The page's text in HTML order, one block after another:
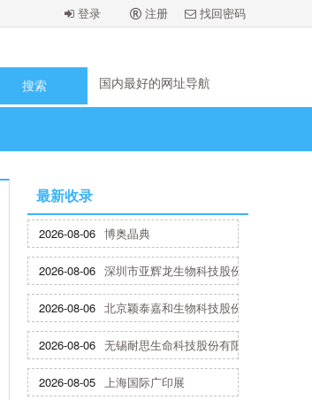
登录 注册 找回密码
国内最好的网址导航
国内最好的网址导航
最新收录
2026-08-06 博奥晶典
2026-08-06 深圳市亚辉龙生物科技股份有限公司
2026-08-06 北京颖泰嘉和生物科技股份有限公司
2026-08-06 无锡耐思生命科技股份有限公司
2026-08-05 上海国际广印展